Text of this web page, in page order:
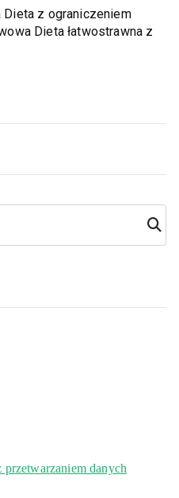
z ograniczeniem
Dieta łatwostrawna z
Szuka
j
danych